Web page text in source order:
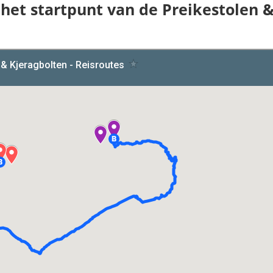
startpunt van de Preikestolen